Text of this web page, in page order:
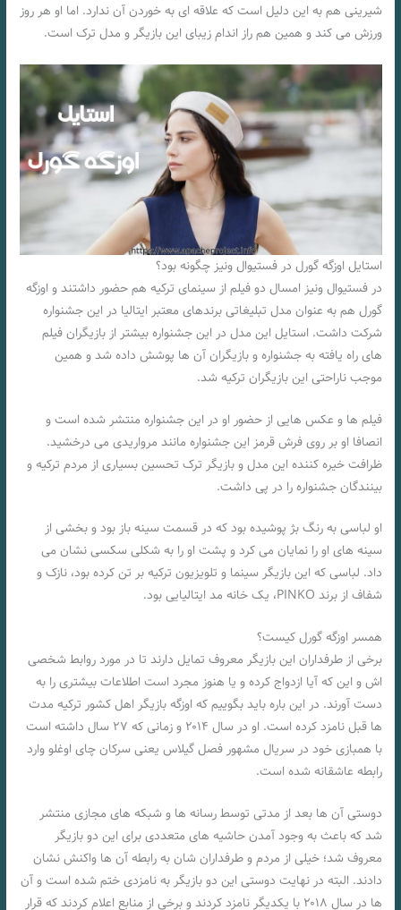
شیرینی هم به این دلیل است که علاقه ای به خوردن آن ندارد. اما او هر روز
ورزش می کند و همین هم راز اندام زیبای این بازیگر و مدل ترک است.
استایل اوزگه گورل در فستیوال ونیز چگونه بود؟
در فستیوال ونیز امسال دو فیلم از سینمای ترکیه هم حضور داشتند و اوزگه
گورل هم به عنوان مدل تبلیغاتی برندهای معتبر ایتالیا در این جشنواره
شرکت داشت. استایل این مدل در این جشنواره بیشتر از بازیگران فیلم
های راه یافته به جشنواره و بازیگران آن ها پوشش داده شد و همین
موجب ناراحتی این بازیگران ترکیه شد.
فیلم ها و عکس هایی از حضور او در این جشنواره منتشر شده است و
انصافا او بر روی فرش قرمز این جشنواره مانند مرواریدی می درخشید.
ظرافت خیره کننده این مدل و بازیگر ترک تحسین بسیاری از مردم ترکیه و
بینندگان جشنواره را در پی داشت.
او لباسی به رنگ بژ پوشیده بود که در قسمت سینه باز بود و بخشی از
سینه های او را نمایان می کرد و پشت او را به شکلی سکسی نشان می
داد. لباسی که این بازیگر سینما و تلویزیون ترکیه بر تن کرده بود، نازک و
شفاف از برند PINKO، یک خانه مد ایتالیایی بود.
همسر اوزگه گورل کیست؟
برخی از طرفداران این بازیگر معروف تمایل دارند تا در مورد روابط شخصی
اش و این که آیا ازدواج کرده و یا هنوز مجرد است اطلاعات بیشتری را به
دست آورند. در این باره باید بگوییم که اوزگه بازیگر اهل کشور ترکیه مدت‌
ها قبل نامزد کرده است. او در سال ۲۰۱۴ و زمانی که ۲۷ سال داشته است
با همبازی خود در سریال مشهور فصل گیلاس یعنی سرکان چای اوغلو وارد
رابطه عاشقانه شده است.
دوستی آن ها بعد از مدتی توسط رسانه‌ ها و شبکه‌ های مجازی منتشر
شد که باعث به وجود آمدن حاشیه های متعددی برای این دو بازیگر
معروف شد؛ خیلی از مردم و طرفداران شان به رابطه آن ها واکنش نشان
دادند. البته در نهایت دوستی این دو بازیگر به نامزدی ختم شده است و آن
ها در سال ۲۰۱۸ با یکدیگر نامزد کردند و برخی از منابع اعلام کردند که قرار